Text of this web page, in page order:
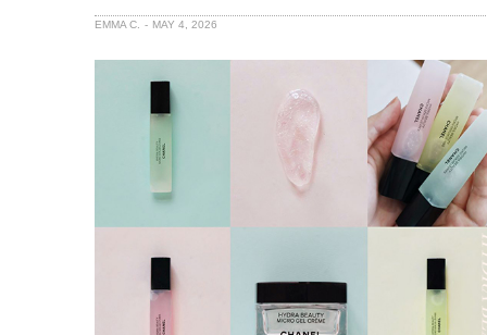
EMMA C. MAY 4, 2026